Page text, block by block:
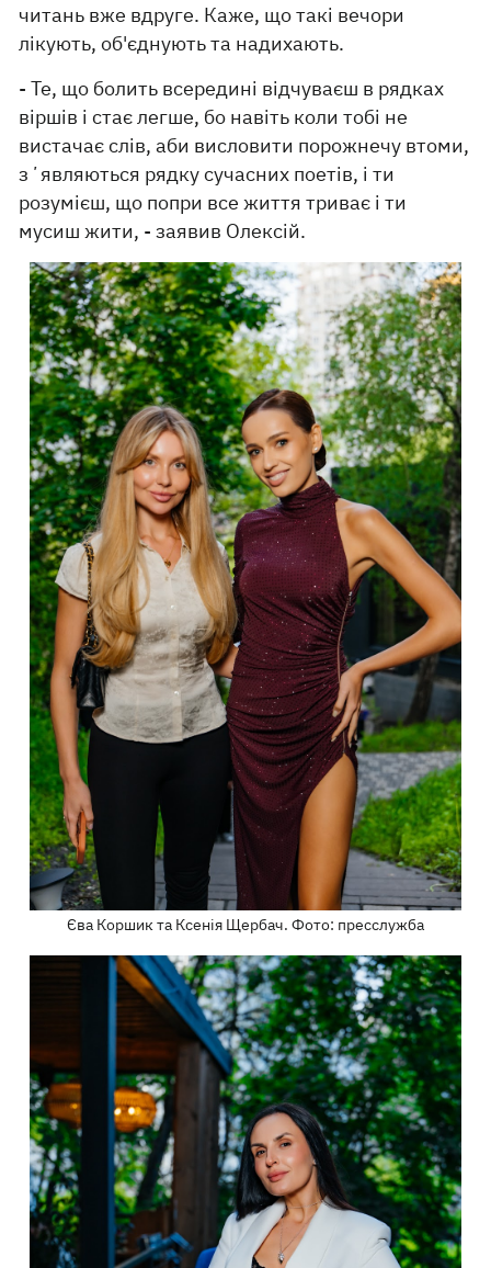
читань вже вдруге. Каже, що такі вечори
лікують, об'єднують та надихають.
- Те, що болить всередині відчуваєш в рядках
віршів і стає легше, бо навіть коли тобі не
вистачає слів, аби висловити порожнечу втоми,
зʼявляються рядку сучасних поетів, і ти
розумієш, що попри все життя триває і ти
мусиш жити, - заявив Олексій.
Єва Коршик та Ксенія Щербач. Фото: пресслужба